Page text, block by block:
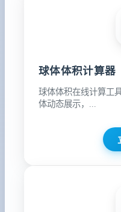
球体体积计算器
球体体积在线计算工
体动态展示，...